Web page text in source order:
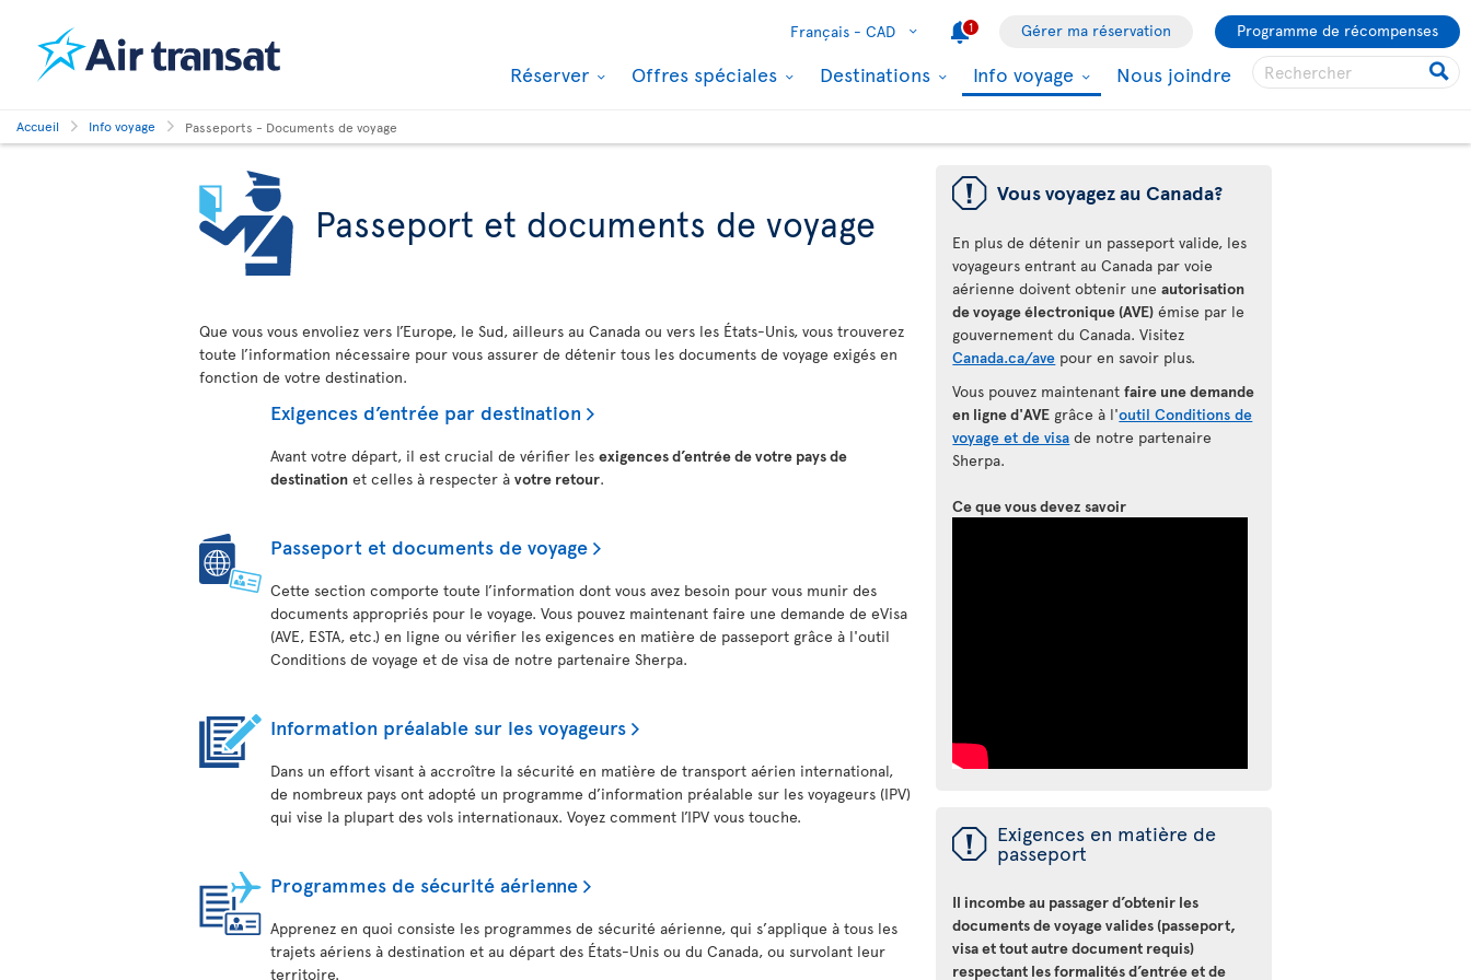
Français - CAD 1 Gérer ma réservation Programme de récompenses
Réserver Offres spéciales Destinations Info voyage Nous joindre
Accueil Info voyage Passeports - Documents de voyage
Passeport et documents de voyage
Que vous vous envoliez vers l’Europe, le Sud, ailleurs au Canada ou vers les États-Unis, vous trouverez
toute l’information nécessaire pour vous assurer de détenir tous les documents de voyage exigés en
fonction de votre destination.
Exigences d’entrée par destination
Avant votre départ, il est crucial de vérifier les exigences d’entrée de votre pays de
destination et celles à respecter à votre retour.
Passeport et documents de voyage
Cette section comporte toute l’information dont vous avez besoin pour vous munir des
documents appropriés pour le voyage. Vous pouvez maintenant faire une demande de eVisa
(AVE, ESTA, etc.) en ligne ou vérifier les exigences en matière de passeport grâce à l'outil
Conditions de voyage et de visa de notre partenaire Sherpa.
Information préalable sur les voyageurs
Dans un effort visant à accroître la sécurité en matière de transport aérien international,
de nombreux pays ont adopté un programme d’information préalable sur les voyageurs (IPV)
qui vise la plupart des vols internationaux. Voyez comment l’IPV vous touche.
Programmes de sécurité aérienne
Apprenez en quoi consiste les programmes de sécurité aérienne, qui s’applique à tous les
trajets aériens à destination et au départ des États-Unis ou du Canada, ou survolant leur
territoire.
ü Vous voyagez au Canada?
En plus de détenir un passeport valide, les
voyageurs entrant au Canada par voie
aérienne doivent obtenir uneautorisation
de voyage électronique (AVE) émise par le
gouvernement du Canada. Visitez
Canada.ca/ave pour en savoir plus.
Vous pouvez maintenantfaire une demande
en ligne d'AVE grâce à l'outil Conditions de
voyage et de visa de notre partenaire
Sherpa.
Ce que vous devez savoir
ü Exigences en matière de
passeport
Il incombe au passager d’obtenir les
documents de voyage valides (passeport,
visa et tout autre document requis)
respectant les formalités d’entrée et de